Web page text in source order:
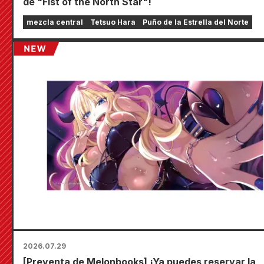
mezcla central Tetsuo Hara Puño de la Estrella del Norte
2026.07.29
[Preventa de Melonbooks] ¡Ya puedes reservar la